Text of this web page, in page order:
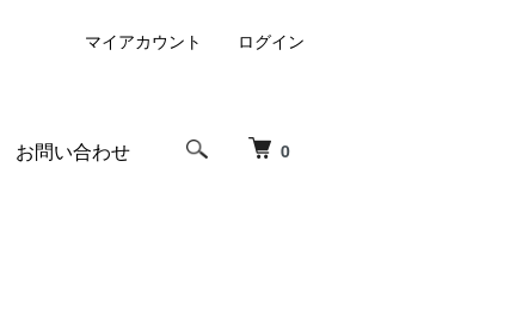
0
お問い合わせ
マイアカウント ログイン